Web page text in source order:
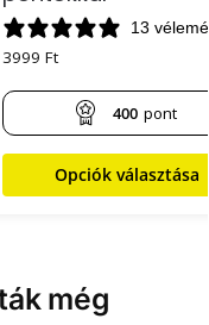
13
3999 Ft
400 pont
Opciók választása
még